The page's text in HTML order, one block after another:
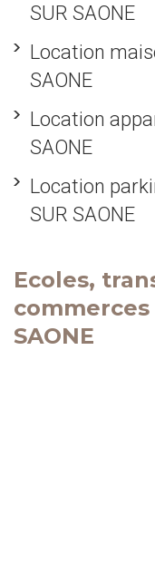
SUR SAONE
Location
SAONE
Location
SAONE
Location
SUR SAONE
Ecoles,
commerces
SAONE